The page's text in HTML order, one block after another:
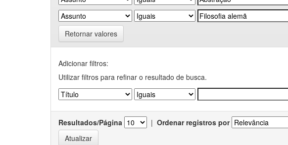
Retornar valores
Adicionar filtros:
Utilizar filtros para refinar o resultado de busca.
Resultados/Página | Ordenar registros por